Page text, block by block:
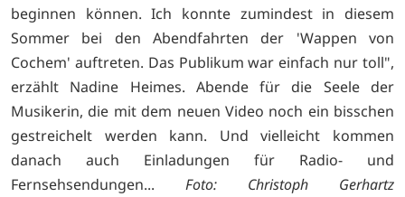
beginnen können. Ich konnte zumindest in diesem
Sommer bei den Abendfahrten der 'Wappen von
Cochem' auftreten. Das Publikum war einfach nur toll",
erzählt Nadine Heimes. Abende für die Seele der
Musikerin, die mit dem neuen Video noch ein bisschen
gestreichelt werden kann. Und vielleicht kommen
danach auch Einladungen für Radio- und
Fernsehsendungen... Foto: Christoph Gerhartz